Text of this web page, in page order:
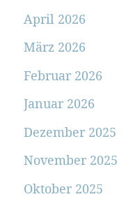
April 2026
März 2026
Februar 2026
Januar 2026
Dezember 2025
November 2025
Oktober 2025